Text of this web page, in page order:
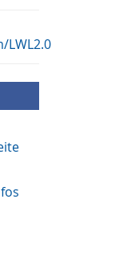
LWL2.0